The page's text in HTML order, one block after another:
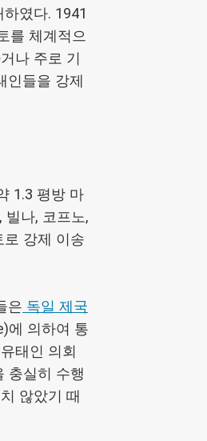
였다. 1941
를 체계적으
나 주로 기
인들을 강제
1.3 평방 마
빌나, 코프노,
강제 이송
은 독일 제국
에 의하여 통
태인 의회
충실히 수행
않았기 때